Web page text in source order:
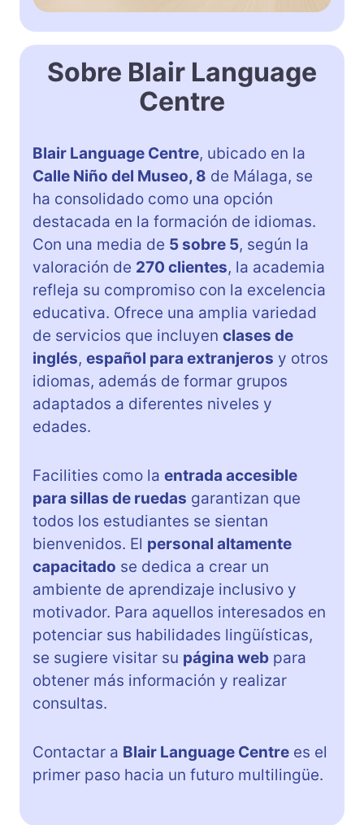
Sobre Blair Language
Centre
Blair Language Centre, ubicado en la
Calle Niño del Museo, 8 de Málaga, se
ha consolidado como una opción
destacada en la formación de idiomas.
Con una media de 5 sobre 5, según la
valoración de 270 clientes, la academia
refleja su compromiso con la excelencia
educativa. Ofrece una amplia variedad
de servicios que incluyen clases de
inglés, español para extranjeros y otros
idiomas, además de formar grupos
adaptados a diferentes niveles y
edades.
Facilities como la entrada accesible
para sillas de ruedas garantizan que
todos los estudiantes se sientan
bienvenidos. El personal altamente
capacitado se dedica a crear un
ambiente de aprendizaje inclusivo y
motivador. Para aquellos interesados en
potenciar sus habilidades lingüísticas,
se sugiere visitar su página web para
obtener más información y realizar
consultas.
Contactar a Blair Language Centre es el
primer paso hacia un futuro multilingüe.